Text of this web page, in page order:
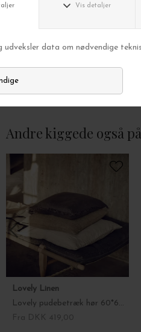
DKK 409,00
Andre kiggede også på
Lovely Linen
Lovely pudebetræk hør 60*60 - vælg farve